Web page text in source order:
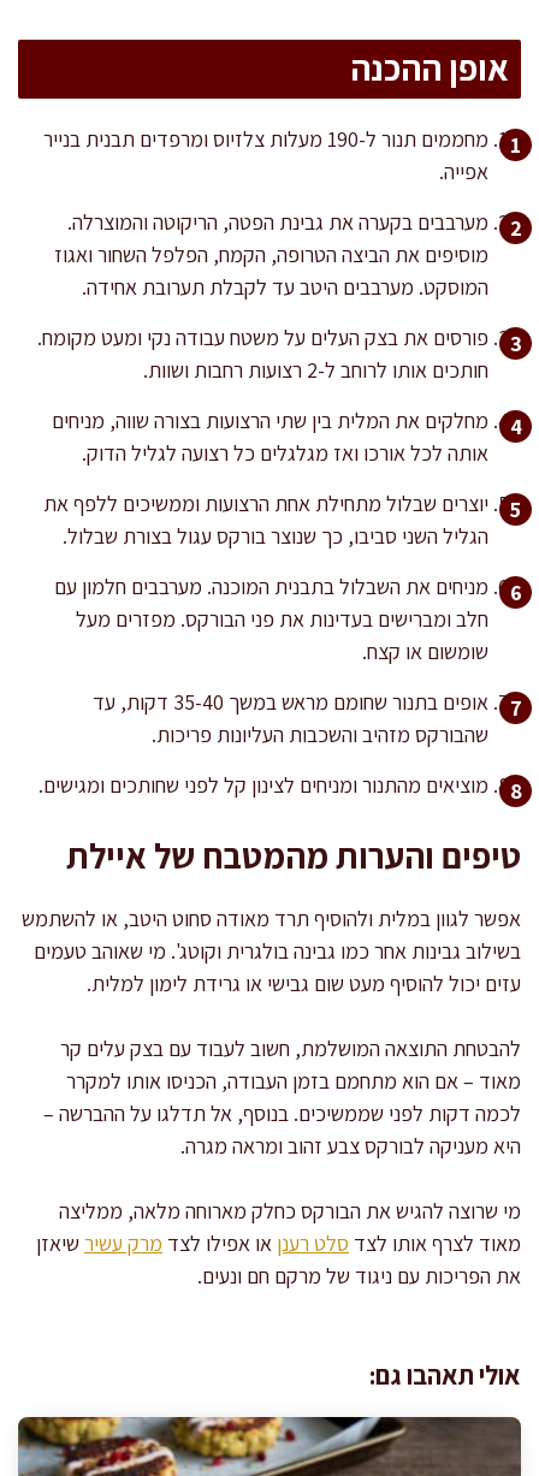
אופן ההכנה
מחממים תנור ל-190 מעלות צלזיוס ומרפדים תבנית בנייר
אפייה.
מערבבים בקערה את גבינת הפטה, הריקוטה והמוצרלה.
מוסיפים את הביצה הטרופה, הקמח, הפלפל השחור ואגוז
המוסקט. מערבבים היטב עד לקבלת תערובת אחידה.
פורסים את בצק העלים על משטח עבודה נקי ומעט מקומח.
חותכים אותו לרוחב ל-2 רצועות רחבות ושוות.
מחלקים את המלית בין שתי הרצועות בצורה שווה, מניחים
אותה לכל אורכו ואז מגלגלים כל רצועה לגליל הדוק.
יוצרים שבלול מתחילת אחת הרצועות וממשיכים ללפף את
הגליל השני סביבו, כך שנוצר בורקס עגול בצורת שבלול.
מניחים את השבלול בתבנית המוכנה. מערבבים חלמון עם
חלב ומברישים בעדינות את פני הבורקס. מפזרים מעל
שומשום או קצח.
אופים בתנור שחומם מראש במשך 35-40 דקות, עד
שהבורקס מזהיב והשכבות העליונות פריכות.
מוציאים מהתנור ומניחים לצינון קל לפני שחותכים ומגישים.
טיפים והערות מהמטבח של איילת
אפשר לגוון במלית ולהוסיף תרד מאודה סחוט היטב, או להשתמש
בשילוב גבינות אחר כמו גבינה בולגרית וקוטג'. מי שאוהב טעמים
עזים יכול להוסיף מעט שום גבישי או גרידת לימון למלית.
להבטחת התוצאה המושלמת, חשוב לעבוד עם בצק עלים קר
מאוד – אם הוא מתחמם בזמן העבודה, הכניסו אותו למקרר
לכמה דקות לפני שממשיכים. בנוסף, אל תדלגו על ההברשה –
היא מעניקה לבורקס צבע זהוב ומראה מגרה.
מי שרוצה להגיש את הבורקס כחלק מארוחה מלאה, ממליצה
מאוד לצרף אותו לצד סלט רענן או אפילו לצד מרק עשיר שיאזן
את הפריכות עם ניגוד של מרקם חם ונעים.
אולי תאהבו גם: